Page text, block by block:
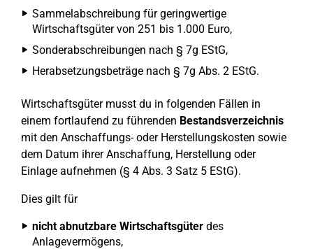
Sammelabschreibung für geringwertige
Wirtschaftsgüter von 251 bis 1.000 Euro,
Sonderabschreibungen nach § 7g EStG,
Herabsetzungsbeträge nach § 7g Abs. 2 EStG.
Wirtschaftsgüter musst du in folgenden Fällen in
einem fortlaufend zu führenden Bestandsverzeichnis
mit den Anschaffungs- oder Herstellungskosten sowie
dem Datum ihrer Anschaffung, Herstellung oder
Einlage aufnehmen (§ 4 Abs. 3 Satz 5 EStG).
Dies gilt für
nicht abnutzbare Wirtschaftsgüter des
Anlagevermögens,